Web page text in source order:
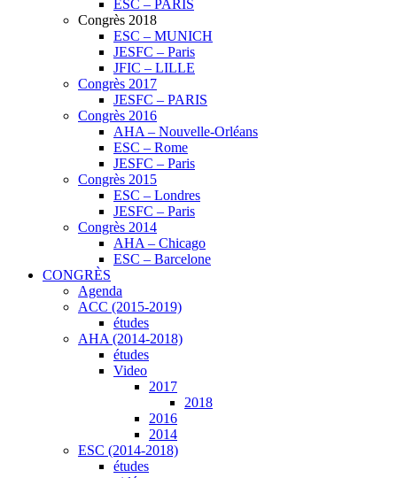
ESC – PARIS
Congrès 2018
ESC – MUNICH
JESFC – Paris
JFIC – LILLE
Congrès 2017
JESFC – PARIS
Congrès 2016
AHA – Nouvelle-Orléans
ESC – Rome
JESFC – Paris
Congrès 2015
ESC – Londres
JESFC – Paris
Congrès 2014
AHA – Chicago
ESC – Barcelone
CONGRÈS
Agenda
ACC (2015-2019)
études
AHA (2014-2018)
études
Video
2017
2018
2016
2014
ESC (2014-2018)
études